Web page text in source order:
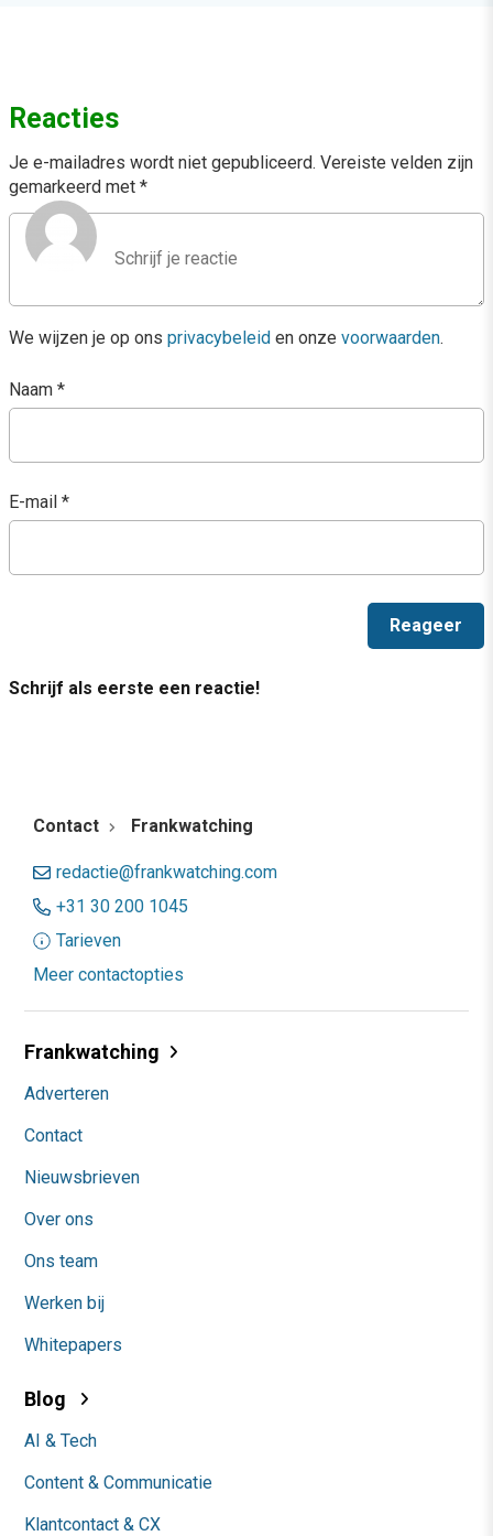
Reacties
Je e-mailadres wordt niet gepubliceerd. Vereiste velden zijn
gemarkeerd met *
We wijzen je op ons privacybeleid en onze voorwaarden.
Naam *
E-mail *
Schrijf als eerste een reactie!
Contact Frankwatching
redactie@frankwatching.com
+31 30 200 1045
Tarieven
Meer contactopties
Frankwatching
Adverteren
Contact
Nieuwsbrieven
Over ons
Ons team
Werken bij
Whitepapers
Blog
AI & Tech
Content & Communicatie
Klantcontact & CX